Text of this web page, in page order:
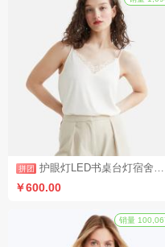
砍价
护眼灯LED书桌台灯宿舍卧室床头灯（拼团活动3）
￥600.00